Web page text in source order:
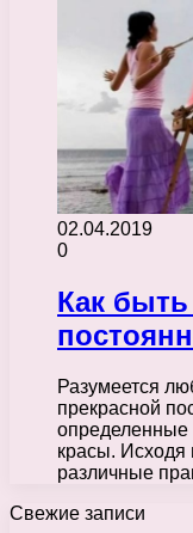
02.04.2019
0
Как
Разумеется
прекрасной
определенные
красы. Исходя
различные
Свежие записи